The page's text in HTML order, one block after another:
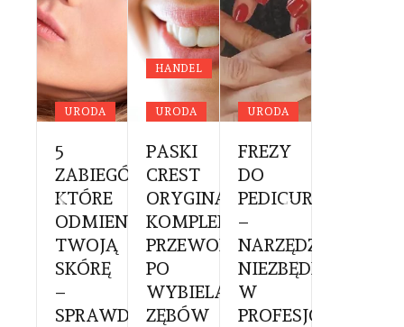
URODA
5
ZABIEGÓW,
KTÓRE
ODMIENIĄ
TWOJĄ
SKÓRĘ
–
SPRAWDŹ
HANDEL
URODA
PASKI
CREST
ORYGINALNE:
KOMPLEKSOWY
PRZEWODNIK
PO
WYBIELANIU
ZĘBÓW
URODA
FREZY
DO
PEDICURE
–
NARZĘDZIE
NIEZBĘDNE
W
PROFESJONALNEJ